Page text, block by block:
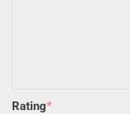
Rating*